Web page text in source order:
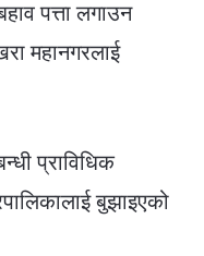
पत्ता लगाउन
महानगरलाई
प्राविधिक
बुझाइएको